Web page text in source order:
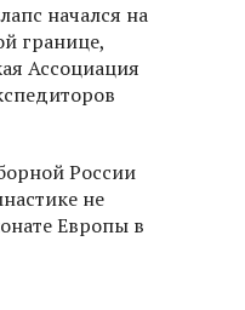
начался на
границе,
Ассоциация
России
не
Европы в